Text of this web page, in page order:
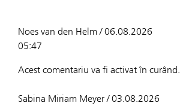
Noes van den Helm / 06.08.2026
05:47
Acest comentariu va fi activat în curând.
Sabina Miriam Meyer / 03.08.2026